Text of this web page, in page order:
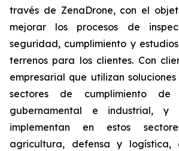
través de ZenaDrone, con el
mejorar los procesos de
seguridad, cumplimiento y
terrenos para los clientes. Con
empresarial que utilizan
sectores de cumplimiento
gubernamental e industrial, y
implementan en estos
agricultura, defensa y